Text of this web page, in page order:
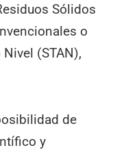
Sólidos
o
(STAN),
de
y